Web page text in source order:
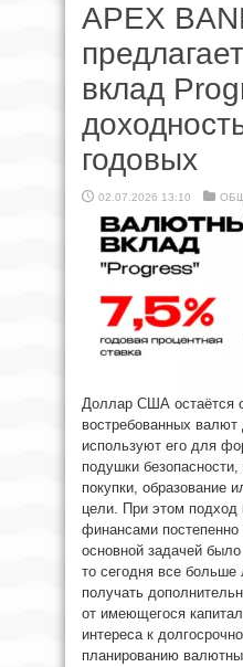
APEX
вклад
годовых
02.07.2026 13:10
Доллар США остаётся
востребованных
используют его для
подушки
покупки, образование
цели. При этом
финансами
основной задачей
то сегодня все
получать
от имеющегося
интереса к
планированию